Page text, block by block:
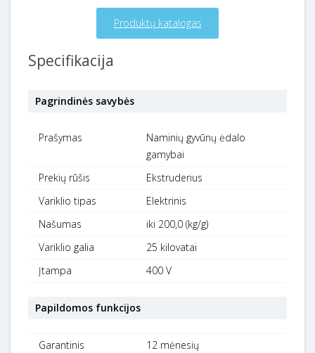
Produktų katalogas
Specifikacija
Pagrindinės savybės
Prašymas
Naminių gyvūnų ėdalo
gamybai
Prekių rūšis
Ekstruderius
Variklio tipas
Elektrinis
Našumas
iki 200,0 (kg/g)
Variklio galia
25 kilovatai
Įtampa
400 V
Papildomos funkcijos
Garantinis
12 mėnesių